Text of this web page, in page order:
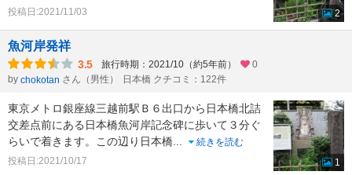
投稿日:2021/11/03
2
魚河岸発祥
3.5 旅行時期：2021/10（約5年前）
0
by chokotan さん（男性） 日本橋 クチコミ：122件
東京メトロ銀座線三越前駅Ｂ６出口から日本橋北詰
交差点前にある日本橋魚河岸記念碑に歩いて３分ぐ
らいで着きます。この辺り日本橋...
続きを読む
投稿日:2021/10/17
1